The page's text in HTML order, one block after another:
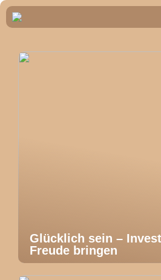
Glücklich sein –
Freude bringen